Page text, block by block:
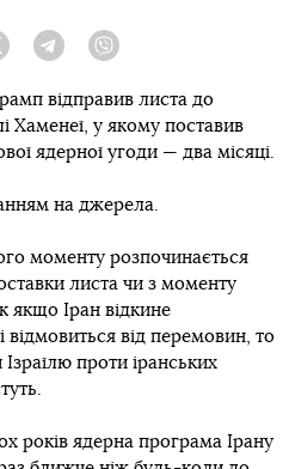
Twitter Telegram
відправив листа до
Хаменеї, у якому поставив
ядерної угоди — два місяці.
на джерела.
моменту розпочинається
листа чи з моменту
якщо Іран відкине
від перемовин, то
проти іранських
років ядерна програма Ірану